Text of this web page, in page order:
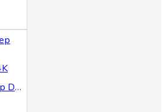
IP-видеодекодер Dahua DHI-NVD0605DH-4I-4K